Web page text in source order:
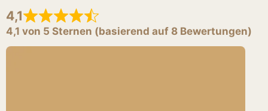
4,1
4,1 von 5 Sternen (basierend auf 8 Bewertungen)